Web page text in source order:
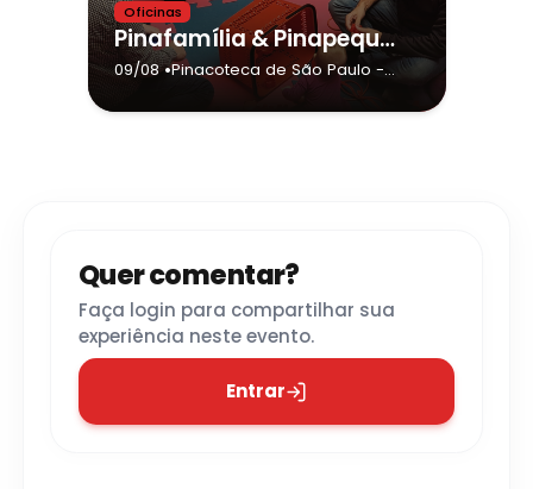
Oficinas
Pinafamília & Pinapequenos Contemporânea - Agosto 2026
09/08•Pinacoteca de São Paulo -
São Paulo
Quer comentar?
Faça login para compartilhar sua
experiência neste evento.
Entrar